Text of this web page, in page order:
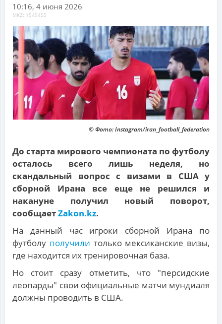
10:16, 4 июня 2026
MKZ: 1549455
© Фото: Instagram/iran_football_federation
До старта мирового чемпионата по футболу
осталось всего лишь неделя, но
скандальный вопрос с визами в США у
сборной Ирана все еще не решился и
накануне получил новый поворот,
сообщаетZakon.kz.
На данный час игроки сборной Ирана по
футболу получили только мексиканские визы,
где находится их тренировочная база.
Но стоит сразу отметить, что "персидские
леопарды" свои официальные матчи мундиаля
должны проводить в США.